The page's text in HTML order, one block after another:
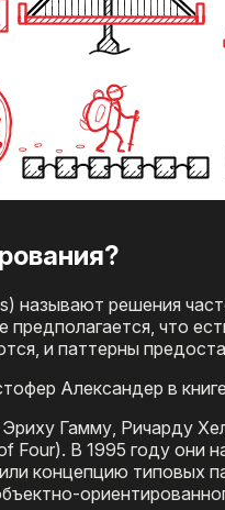
называют решения
предполагается, что
и паттерны
Александер в
Эриху Гамму, Ричарду
В 1995 году они
концепцию типовых